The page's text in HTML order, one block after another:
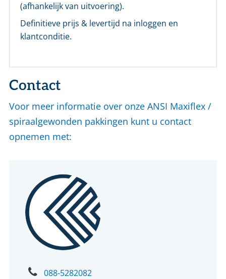
(afhankelijk van uitvoering).
Definitieve prijs & levertijd na inloggen en
klantconditie.
Contact
Voor meer informatie over onze ANSI Maxiflex /
spiraalgewonden pakkingen kunt u contact
opnemen met:
088-5282082